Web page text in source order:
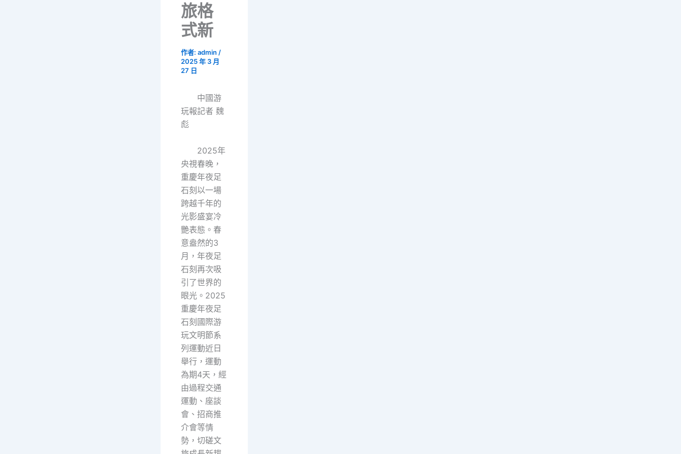
旅格
式新
作者: admin /
2025 年 3 月
27 日
中國游
玩報記者 魏
彪
2025年
央視春晚，
重慶年夜足
石刻以一場
跨越千年的
光影盛宴冷
艷表態。春
意盎然的3
月，年夜足
石刻再次吸
引了世界的
眼光。2025
重慶年夜足
石刻國際游
玩文明節系
列運動近日
舉行，運動
為期4天，經
由過程交通
運動、座談
會、招商推
介會等情
勢，切磋文